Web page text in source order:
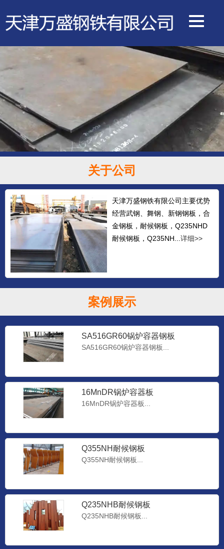
关于公司
天津万盛钢铁有限公司主要优势
经营武钢、舞钢、新钢钢板，合
金钢板，耐候钢板，Q235NHD
耐候钢板，Q235NH...详细>>
案例展示
SA516GR60锅炉容器钢板
SA516GR60锅炉容器钢板...
16MnDR锅炉容器板
16MnDR锅炉容器板...
Q355NH耐候钢板
Q355NH耐候钢板...
Q235NHB耐候钢板
Q235NHB耐候钢板...